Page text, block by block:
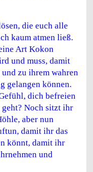
die euch alle
kaum atmen ließ.
Art Kokon
und muss, damit
zu ihrem wahren
gelangen können.
dich befreien
geht? Noch sitzt ihr
aber nun
damit ihr das
könnt, damit ihr
und